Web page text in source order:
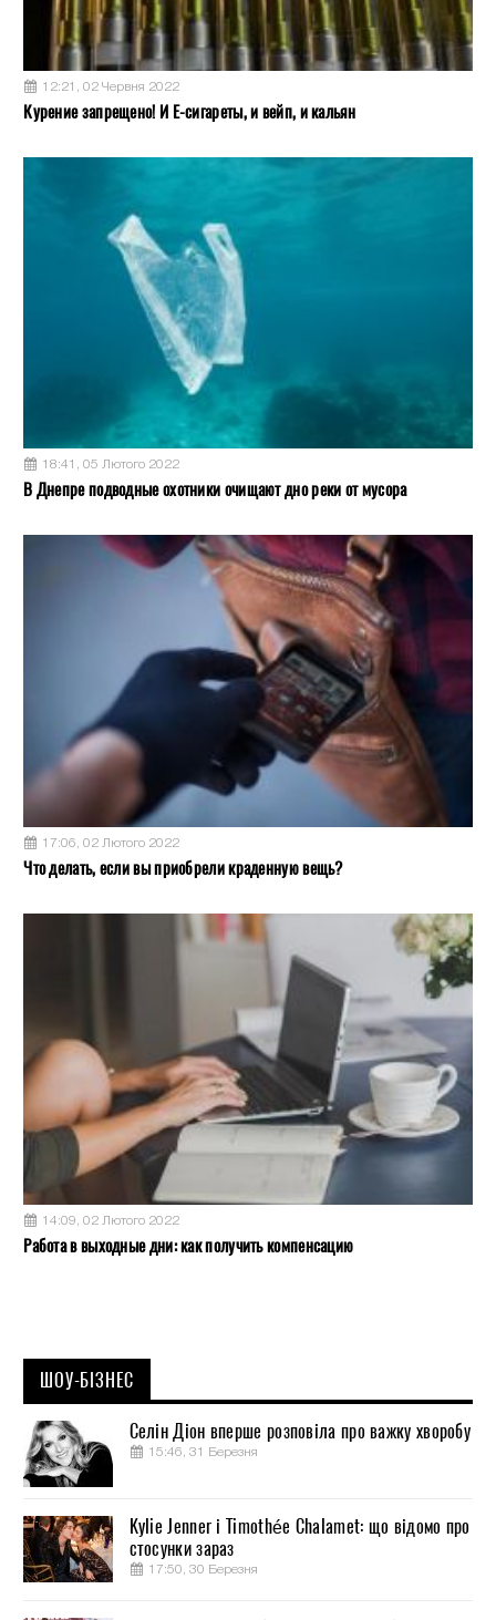
12:21, 02 Червня 2022
Курение запрещено! И Е-сигареты, и вейп, и кальян
18:41, 05 Лютого 2022
В Днепре подводные охотники очищают дно реки от мусора
17:06, 02 Лютого 2022
Что делать, если вы приобрели краденную вещь?
14:09, 02 Лютого 2022
Работа в выходные дни: как получить компенсацию
ШОУ-БІЗНЕС
Селін Діон вперше розповіла про важку хворобу
15:46, 31 Березня
Kylie Jenner і Timothée Chalamet: що відомо про
стосунки зараз
17:50, 30 Березня